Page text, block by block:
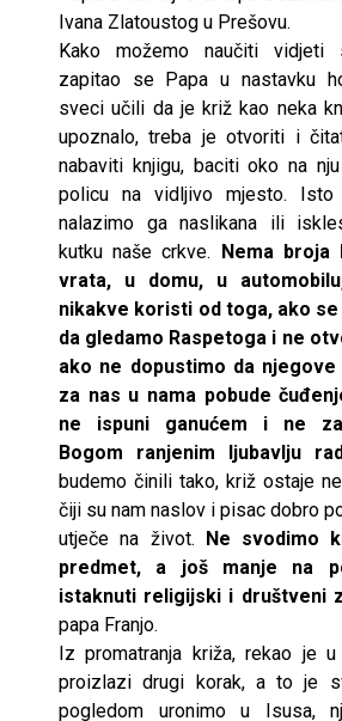
Ivana Zlatoustog u Prešovu.
Kako možemo naučiti vidjeti
zapitao se Papa u nastavku
sveci učili da je križ kao neka
upoznalo, treba je otvoriti i
nabaviti knjigu, baciti oko na
policu na vidljivo mjesto.
nalazimo ga naslikana ili
kutku naše crkve. Nema broja
vrata, u domu, u
nikakve koristi od toga, ako
da gledamo Raspetoga i ne
ako ne dopustimo da
za nas u nama pobude
ne ispuni ganućem i ne
Bogom ranjenim ljubavlju
budemo činili tako, križ ostaje
čiji su nam naslov i pisac dobro
utječe na život. Ne svodimo
predmet, a još manje na
istaknuti religijski i društveni
papa Franjo.
Iz promatranja križa, rekao je u
proizlazi drugi korak, a to je
pogledom uronimo u Isusa,